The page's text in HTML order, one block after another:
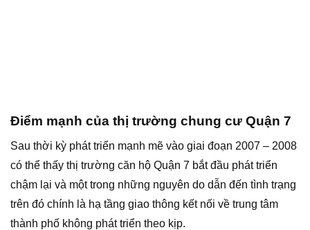
Điểm mạnh của thị trường chung cư Quận 7
Sau thời kỳ phát triển mạnh mẽ vào giai đoạn 2007 – 2008
có thể thấy thị trường căn hộ Quận 7 bắt đầu phát triển
chậm lại và một trong những nguyên do dẫn đến tình trạng
trên đó chính là hạ tầng giao thông kết nối về trung tâm
thành phố không phát triển theo kịp.